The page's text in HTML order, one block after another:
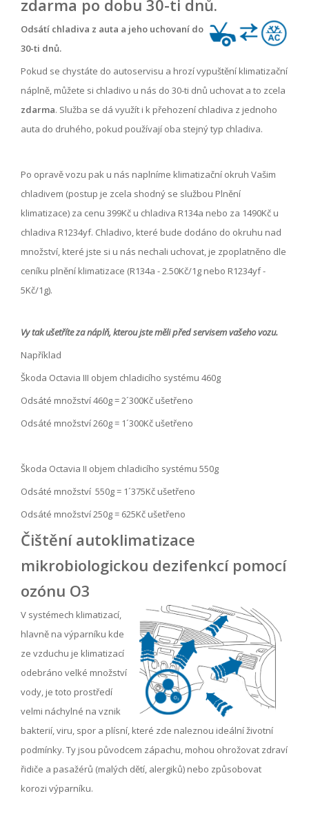
zdarma po dobu 30-ti dnů.
Odsátí chladiva z auta a jeho uchovaní do
30-ti dnů.
Pokud se chystáte do autoservisu a hrozí vypuštění klimatizační
náplně, můžete si chladivo u nás do 30-ti dnů uchovat a to zcela
zdarma. Služba se dá využít i k přehození chladiva z jednoho
auta do druhého, pokud používají oba stejný typ chladiva.
Po opravě vozu pak u nás naplníme klimatizační okruh Vašim
chladivem (postup je zcela shodný se službou Plnění
klimatizace) za cenu 399Kč u chladiva R134a nebo za 1490Kč u
chladiva R1234yf. Chladivo, které bude dodáno do okruhu nad
množství, které jste si u nás nechali uchovat, je zpoplatněno dle
ceníku plnění klimatizace (R134a - 2.50Kč/1g nebo R1234yf -
5Kč/1g).
Vy tak ušetříte za náplň, kterou jste měli před servisem vašeho vozu.
Například
Škoda Octavia III objem chladicího systému 460g
Odsáté množství 460g = 2´300Kč ušetřeno
Odsáté množství 260g = 1´300Kč ušetřeno
Škoda Octavia II objem chladicího systému 550g
Odsáté množství 550g = 1´375Kč ušetřeno
Odsáté množství 250g = 625Kč ušetřeno
Čištění autoklimatizace
mikrobiologickou dezifenkcí pomocí
ozónu O3
V systémech klimatizací,
hlavně na výparníku kde
ze vzduchu je klimatizací
odebráno velké množství
vody, je toto prostředí
velmi náchylné na vznik
bakterií, viru, spor a plísní, které zde naleznou ideální životní
podmínky. Ty jsou původcem zápachu, mohou ohrožovat zdraví
řidiče a pasažérů (malých dětí, alergiků) nebo způsobovat
korozi výparníku.